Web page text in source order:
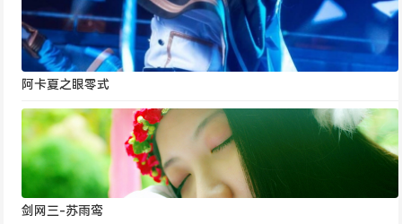
阿卡夏之眼零式
剑网三-苏雨鸾